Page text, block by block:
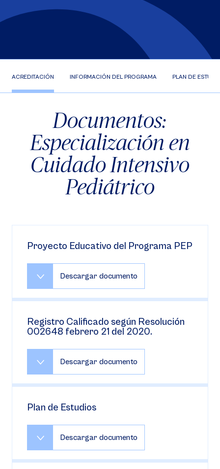
ACREDITACIÓN INFORMACIÓN DEL PROGRAMA PLAN DE
Documentos:
Especialización en
Cuidado Intensivo
Pediátrico
Proyecto Educativo del Programa PEP
Descargar documento
Registro Calificado según Resolución
002648 febrero 21 del 2020.
Descargar documento
Plan de Estudios
Descargar documento